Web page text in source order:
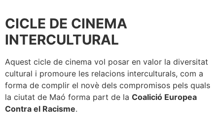
CICLE DE CINEMA
INTERCULTURAL
Aquest cicle de cinema vol posar en valor la diversitat
cultural i promoure les relacions interculturals, com a
forma de complir el novè dels compromisos pels quals
la ciutat de Maó forma part de la Coalició Europea
Contra el Racisme.